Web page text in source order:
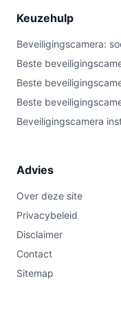
Keuzehulp
Beveiligingscamera:
Beste
Beste
Beste
Beveiligingscamera
Advies
Over deze site
Privacybeleid
Disclaimer
Contact
Sitemap